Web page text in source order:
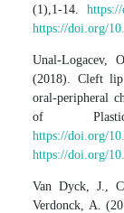
(1),1-14.
https://doi.org/
Unal-Logacev,
(2018). Cleft lip
oral-peripheral
of
https://doi.org/
https://doi.org/
Van Dyck, J.,
Verdonck, A.